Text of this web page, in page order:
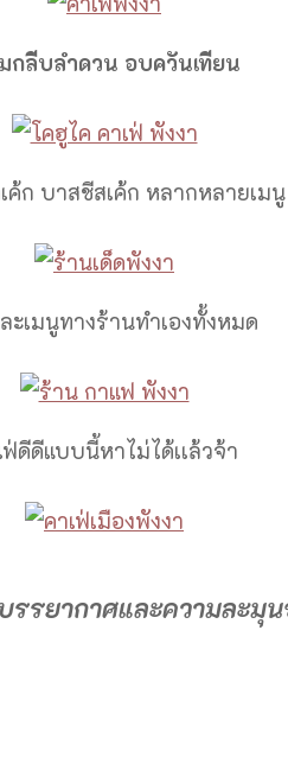
กลีบลำดวน อบควันเทียน
ค้ก บาสชีสเค้ก หลากหลายเมนู
ะเมนูทางร้านทำเองทั้งหมด
ฟ่ดีดีแบบนี้หาไม่ได้เเล้วจ้า
รยากาศและความละมุน